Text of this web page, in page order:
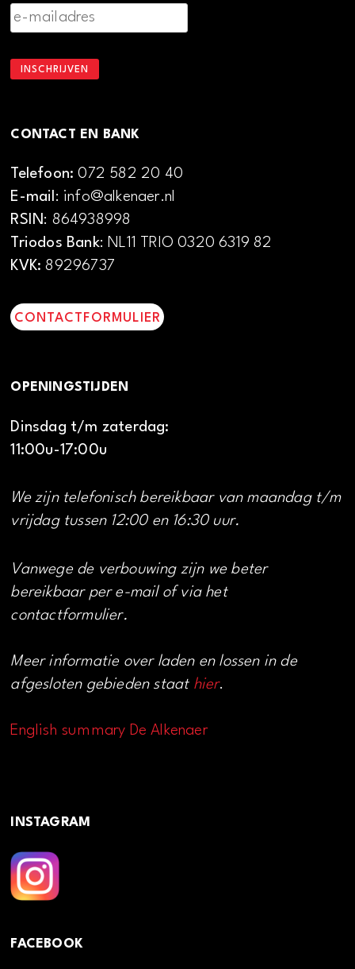
CONTACT EN BANK
Telefoon:072 582 20 40
E-mail: info@alkenaer.nl
RSIN: 864938998
Triodos Bank: NL11 TRIO 0320 6319 82
KVK: 89296737
CONTACTFORMULIER
OPENINGSTIJDEN
Dinsdag t/m zaterdag:
11:00u-17:00u
We zijn telefonisch bereikbaar van maandag t/m
vrijdag tussen 12:00 en 16:30 uur.
Vanwege de verbouwing zijn we beter
bereikbaar per e-mail of via het
contactformulier.
Meer informatie over laden en lossen in de
afgesloten gebieden staat hier.
English summary De Alkenaer
INSTAGRAM
FACEBOOK